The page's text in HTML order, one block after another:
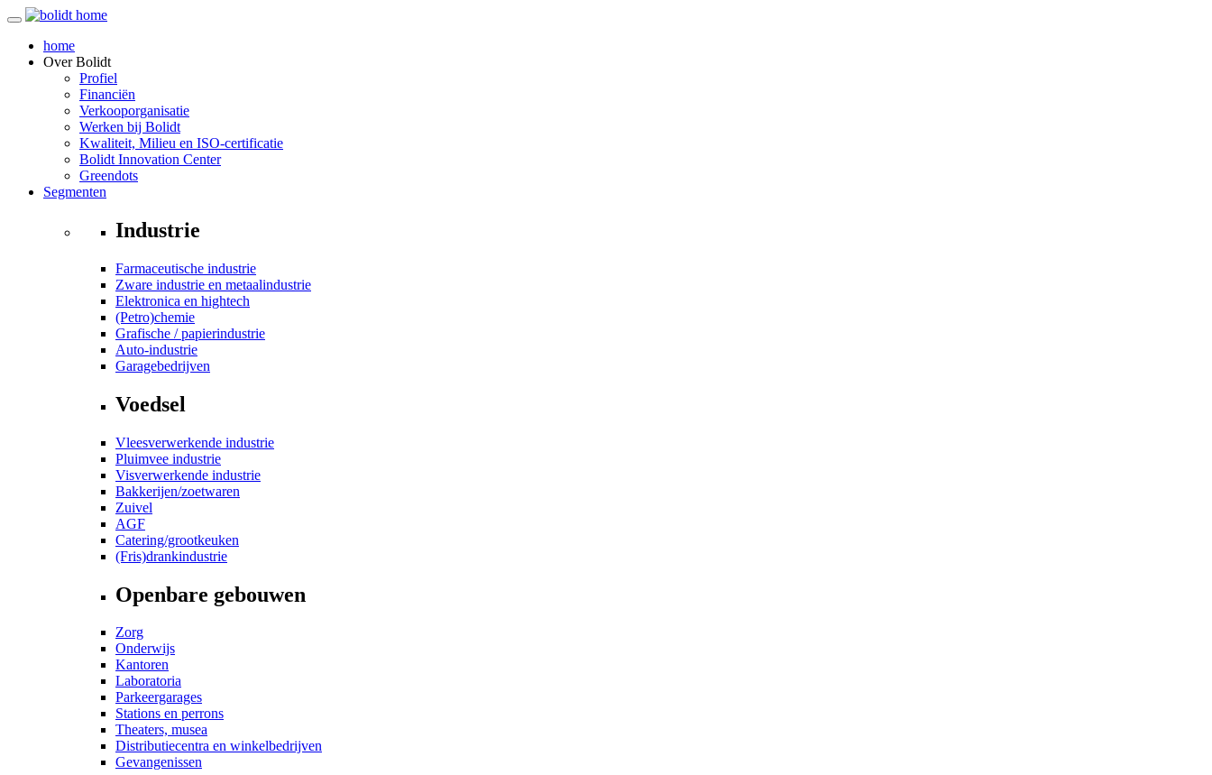
home
OverBolidt
Profiel
Financiën
Verkooporganisatie
Werken bij Bolidt
Kwaliteit, Milieu en ISO-certificatie
Bolidt Innovation Center
Greendots
Segmenten
Industrie
Farmaceutische industrie
Zware industrie en metaalindustrie
Elektronica en hightech
(Petro)chemie
Grafische / papierindustrie
Auto-industrie
Garagebedrijven
Voedsel
Vleesverwerkende industrie
Pluimvee industrie
Visverwerkende industrie
Bakkerijen/zoetwaren
Zuivel
AGF
Catering/grootkeuken
(Fris)drankindustrie
Openbare gebouwen
Zorg
Onderwijs
Kantoren
Laboratoria
Parkeergarages
Stations en perrons
Theaters, musea
Distributiecentra en winkelbedrijven
Gevangenissen